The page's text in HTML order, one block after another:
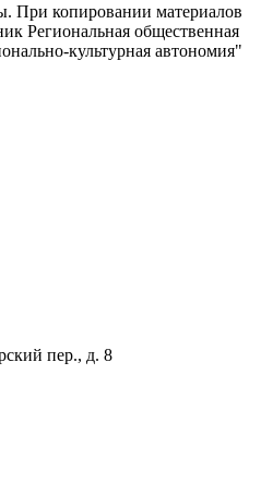
копировании материалов
Региональная общественная
культурная автономия"
пер., д. 8